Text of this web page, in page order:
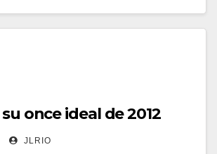
once ideal de 2012
JLRIO